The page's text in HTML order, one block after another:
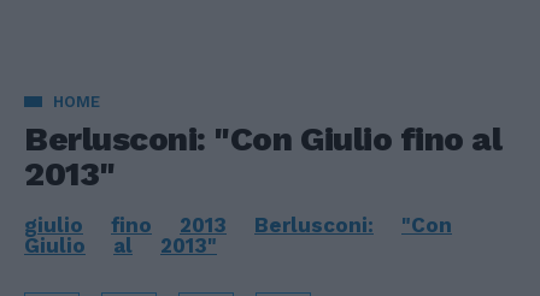
HOME
Berlusconi: "Con Giulio fino al
2013"
giulio fino 2013 Berlusconi:
"Con
Giulio
al 2013"